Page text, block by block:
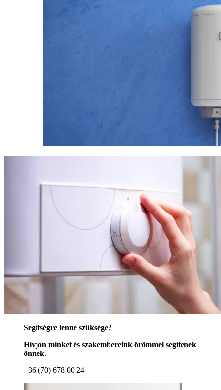
Segítségre lenne szüksége?
Hívjon minket és szakembereink örömmel segítenek
önnek.
+36 (70) 678 00 24